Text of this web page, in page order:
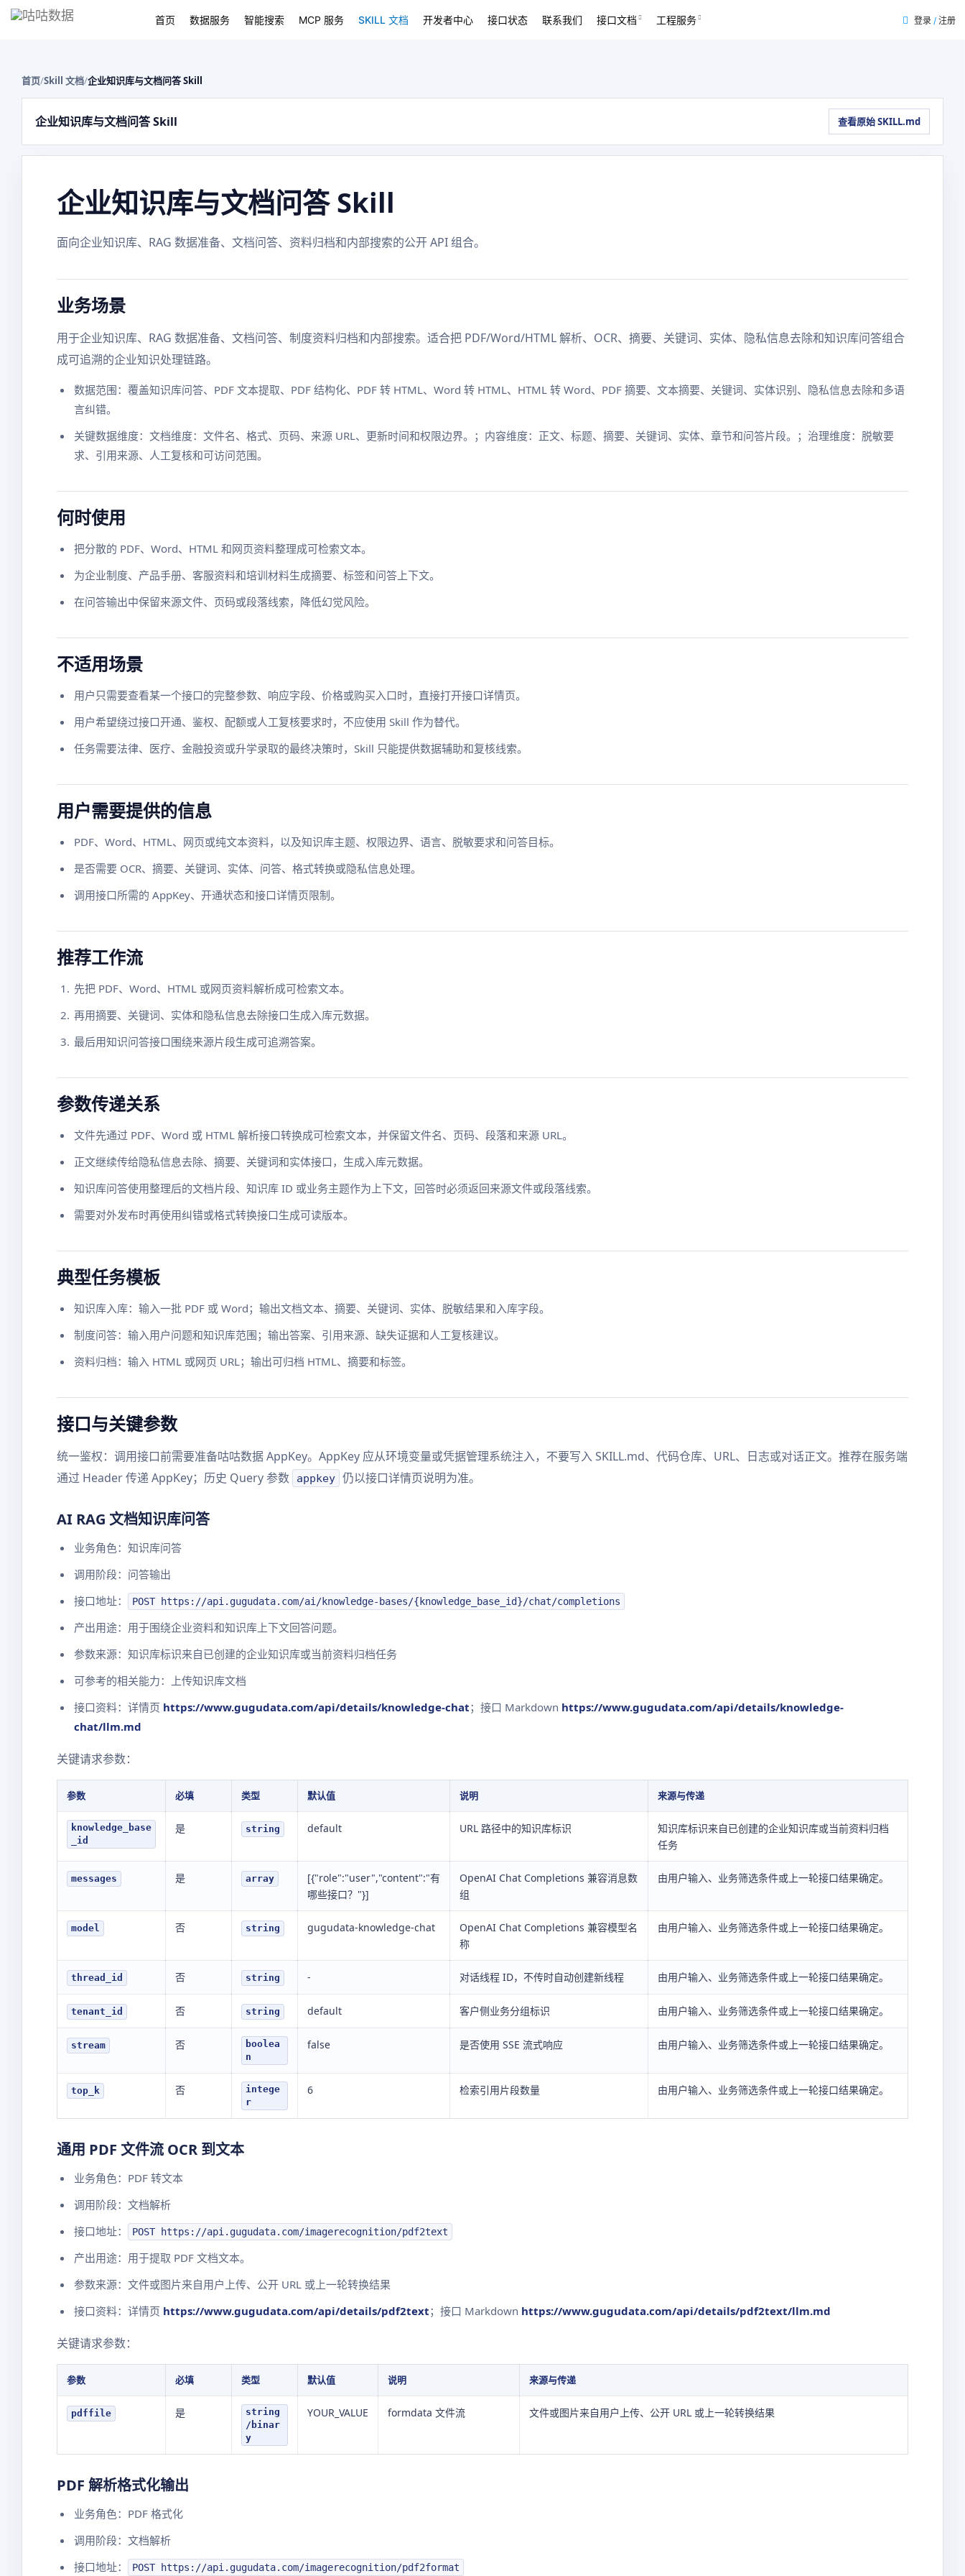
首页 数据服务 智能搜索 MCP 服务 SKILL 文档 开发者中心 接口状态 联系我们 接口文档 工程服务 登录 / 注册
首页/Skill 文档/企业知识库与文档问答 Skill
企业知识库与文档问答 Skill 查看原始 SKILL.md
企业知识库与文档问答 Skill
面向企业知识库、RAG 数据准备、文档问答、资料归档和内部搜索的公开 API 组合。
业务场景
用于企业知识库、RAG 数据准备、文档问答、制度资料归档和内部搜索。适合把 PDF/Word/HTML 解析、OCR、摘要、关键词、实体、隐私信息去除和知识库问答组合
成可追溯的企业知识处理链路。
数据范围：覆盖知识库问答、PDF 文本提取、PDF 结构化、PDF 转 HTML、Word 转 HTML、HTML 转 Word、PDF 摘要、文本摘要、关键词、实体识别、隐私信息去除和多语
言纠错。
关键数据维度：文档维度：文件名、格式、页码、来源 URL、更新时间和权限边界。；内容维度：正文、标题、摘要、关键词、实体、章节和问答片段。；治理维度：脱敏要
求、引用来源、人工复核和可访问范围。
何时使用
把分散的 PDF、Word、HTML 和网页资料整理成可检索文本。
为企业制度、产品手册、客服资料和培训材料生成摘要、标签和问答上下文。
在问答输出中保留来源文件、页码或段落线索，降低幻觉风险。
不适用场景
用户只需要查看某一个接口的完整参数、响应字段、价格或购买入口时，直接打开接口详情页。
用户希望绕过接口开通、鉴权、配额或人工复核要求时，不应使用 Skill 作为替代。
任务需要法律、医疗、金融投资或升学录取的最终决策时，Skill 只能提供数据辅助和复核线索。
用户需要提供的信息
PDF、Word、HTML、网页或纯文本资料，以及知识库主题、权限边界、语言、脱敏要求和问答目标。
是否需要 OCR、摘要、关键词、实体、问答、格式转换或隐私信息处理。
调用接口所需的 AppKey、开通状态和接口详情页限制。
推荐工作流
先把 PDF、Word、HTML 或网页资料解析成可检索文本。
再用摘要、关键词、实体和隐私信息去除接口生成入库元数据。
最后用知识问答接口围绕来源片段生成可追溯答案。
参数传递关系
文件先通过 PDF、Word 或 HTML 解析接口转换成可检索文本，并保留文件名、页码、段落和来源 URL。
正文继续传给隐私信息去除、摘要、关键词和实体接口，生成入库元数据。
知识库问答使用整理后的文档片段、知识库 ID 或业务主题作为上下文，回答时必须返回来源文件或段落线索。
需要对外发布时再使用纠错或格式转换接口生成可读版本。
典型任务模板
知识库入库：输入一批 PDF 或 Word；输出文档文本、摘要、关键词、实体、脱敏结果和入库字段。
制度问答：输入用户问题和知识库范围；输出答案、引用来源、缺失证据和人工复核建议。
资料归档：输入 HTML 或网页 URL；输出可归档 HTML、摘要和标签。
接口与关键参数
统一鉴权：调用接口前需要准备咕咕数据 AppKey。AppKey 应从环境变量或凭据管理系统注入，不要写入 SKILL.md、代码仓库、URL、日志或对话正文。推荐在服务端
通过 Header 传递 AppKey；历史 Query 参数
appkey 仍以接口详情页说明为准。
AI RAG 文档知识库问答
业务角色：知识库问答
调用阶段：问答输出
接口地址：
POST https://api.gugudata.com/ai/knowledge-bases/{knowledge_base_id}/chat/completions
产出用途：用于围绕企业资料和知识库上下文回答问题。
参数来源：知识库标识来自已创建的企业知识库或当前资料归档任务
可参考的相关能力：上传知识库文档
接口资料：详情页 https://www.gugudata.com/api/details/knowledge-chat；接口 Markdown https://www.gugudata.com/api/details/knowledge-
chat/llm.md
关键请求参数：
参数 必填 类型 默认值 说明 来源与传递
knowledge_base
_id
是 string default URL 路径中的知识库标识
知识库标识来自已创建的企业知识库或当前资料归档
任务
messages 是 array
[{"role":"user","content":"有
哪些接口？"}]
OpenAI Chat Completions 兼容消息数
组
由用户输入、业务筛选条件或上一轮接口结果确定。
model 否 string gugudata-knowledge-chat
OpenAI Chat Completions 兼容模型名
称
由用户输入、业务筛选条件或上一轮接口结果确定。
thread_id 否 string - 对话线程 ID，不传时自动创建新线程 由用户输入、业务筛选条件或上一轮接口结果确定。
tenant_id 否 string default 客户侧业务分组标识 由用户输入、业务筛选条件或上一轮接口结果确定。
stream 否
boolea
n
false 是否使用 SSE 流式响应 由用户输入、业务筛选条件或上一轮接口结果确定。
top_k 否
intege
r
6 检索引用片段数量 由用户输入、业务筛选条件或上一轮接口结果确定。
通用 PDF 文件流 OCR 到文本
业务角色：PDF 转文本
调用阶段：文档解析
接口地址：
POST https://api.gugudata.com/imagerecognition/pdf2text
产出用途：用于提取 PDF 文档文本。
参数来源：文件或图片来自用户上传、公开 URL 或上一轮转换结果
接口资料：详情页 https://www.gugudata.com/api/details/pdf2text；接口 Markdown https://www.gugudata.com/api/details/pdf2text/llm.md
关键请求参数：
参数 必填 类型 默认值 说明 来源与传递
pdffile 是
string
/binar
y
YOUR_VALUE formdata 文件流 文件或图片来自用户上传、公开 URL 或上一轮转换结果
PDF 解析格式化输出
业务角色：PDF 格式化
调用阶段：文档解析
接口地址：
POST https://api.gugudata.com/imagerecognition/pdf2format